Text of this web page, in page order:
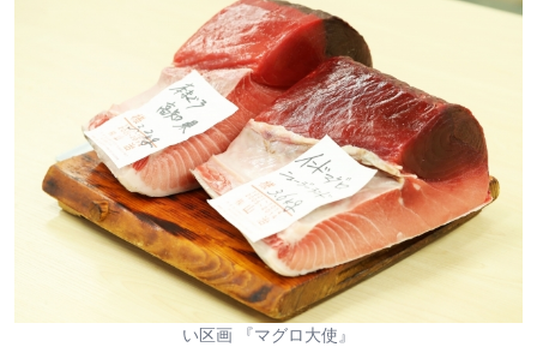
い区画 『マグロ大使』